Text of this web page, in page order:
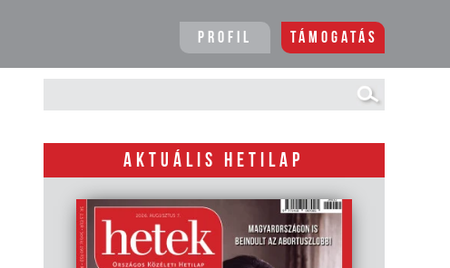
Profil Támogatás
AKTUÁLIS HETILAP